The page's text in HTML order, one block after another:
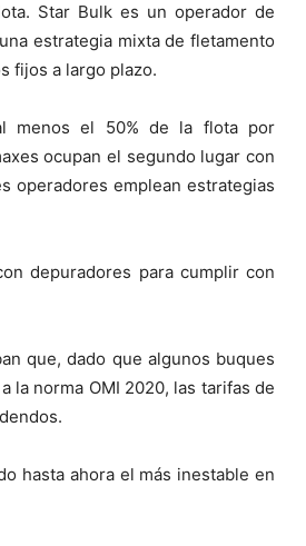
Star Bulk es un operador de
estrategia mixta de fletamento
fijos a largo plazo.
menos el 50% de la flota por
ocupan el segundo lugar con
operadores emplean estrategias
depuradores para cumplir con
que, dado que algunos buques
la norma OMI 2020, las tarifas de
hasta ahora el más inestable en